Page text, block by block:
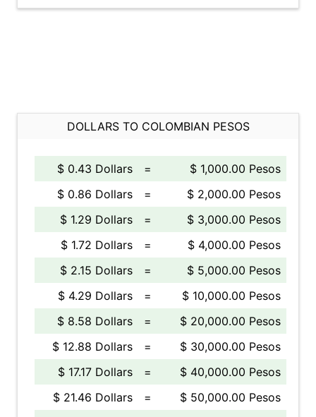
DOLLARS TO COLOMBIAN PESOS
$ 0.43 Dollars =
$ 1,000.00 Pesos
$ 0.86 Dollars
=
$ 2,000.00 Pesos
$ 1.29 Dollars
=
$ 3,000.00 Pesos
$ 1.72 Dollars
=
$ 4,000.00 Pesos
$ 2.15 Dollars
=
$ 5,000.00 Pesos
$ 4.29 Dollars
=
$ 10,000.00 Pesos
$ 8.58 Dollars
=
$ 20,000.00 Pesos
$ 12.88 Dollars
=
$ 30,000.00 Pesos
$ 17.17 Dollars
=
$ 40,000.00 Pesos
$ 21.46 Dollars
=
$ 50,000.00 Pesos